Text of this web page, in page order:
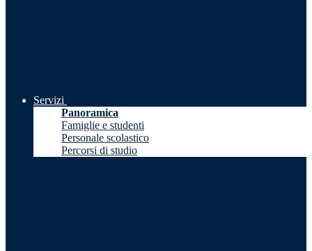
Servizi
Panoramica
Famiglie e studenti
Personale scolastico
Percorsi di studio